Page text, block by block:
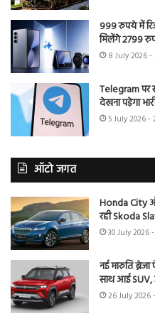
999 रुपये में
मिलेंगे 2799
8 July 2026 -
Telegram पर
देखना पड़ेगा
5 July 2026 -
ऑटो जगत
Honda City
रही Skoda
30 July 2026
नई मारुति
साथ आई SUV,
26 July 2026